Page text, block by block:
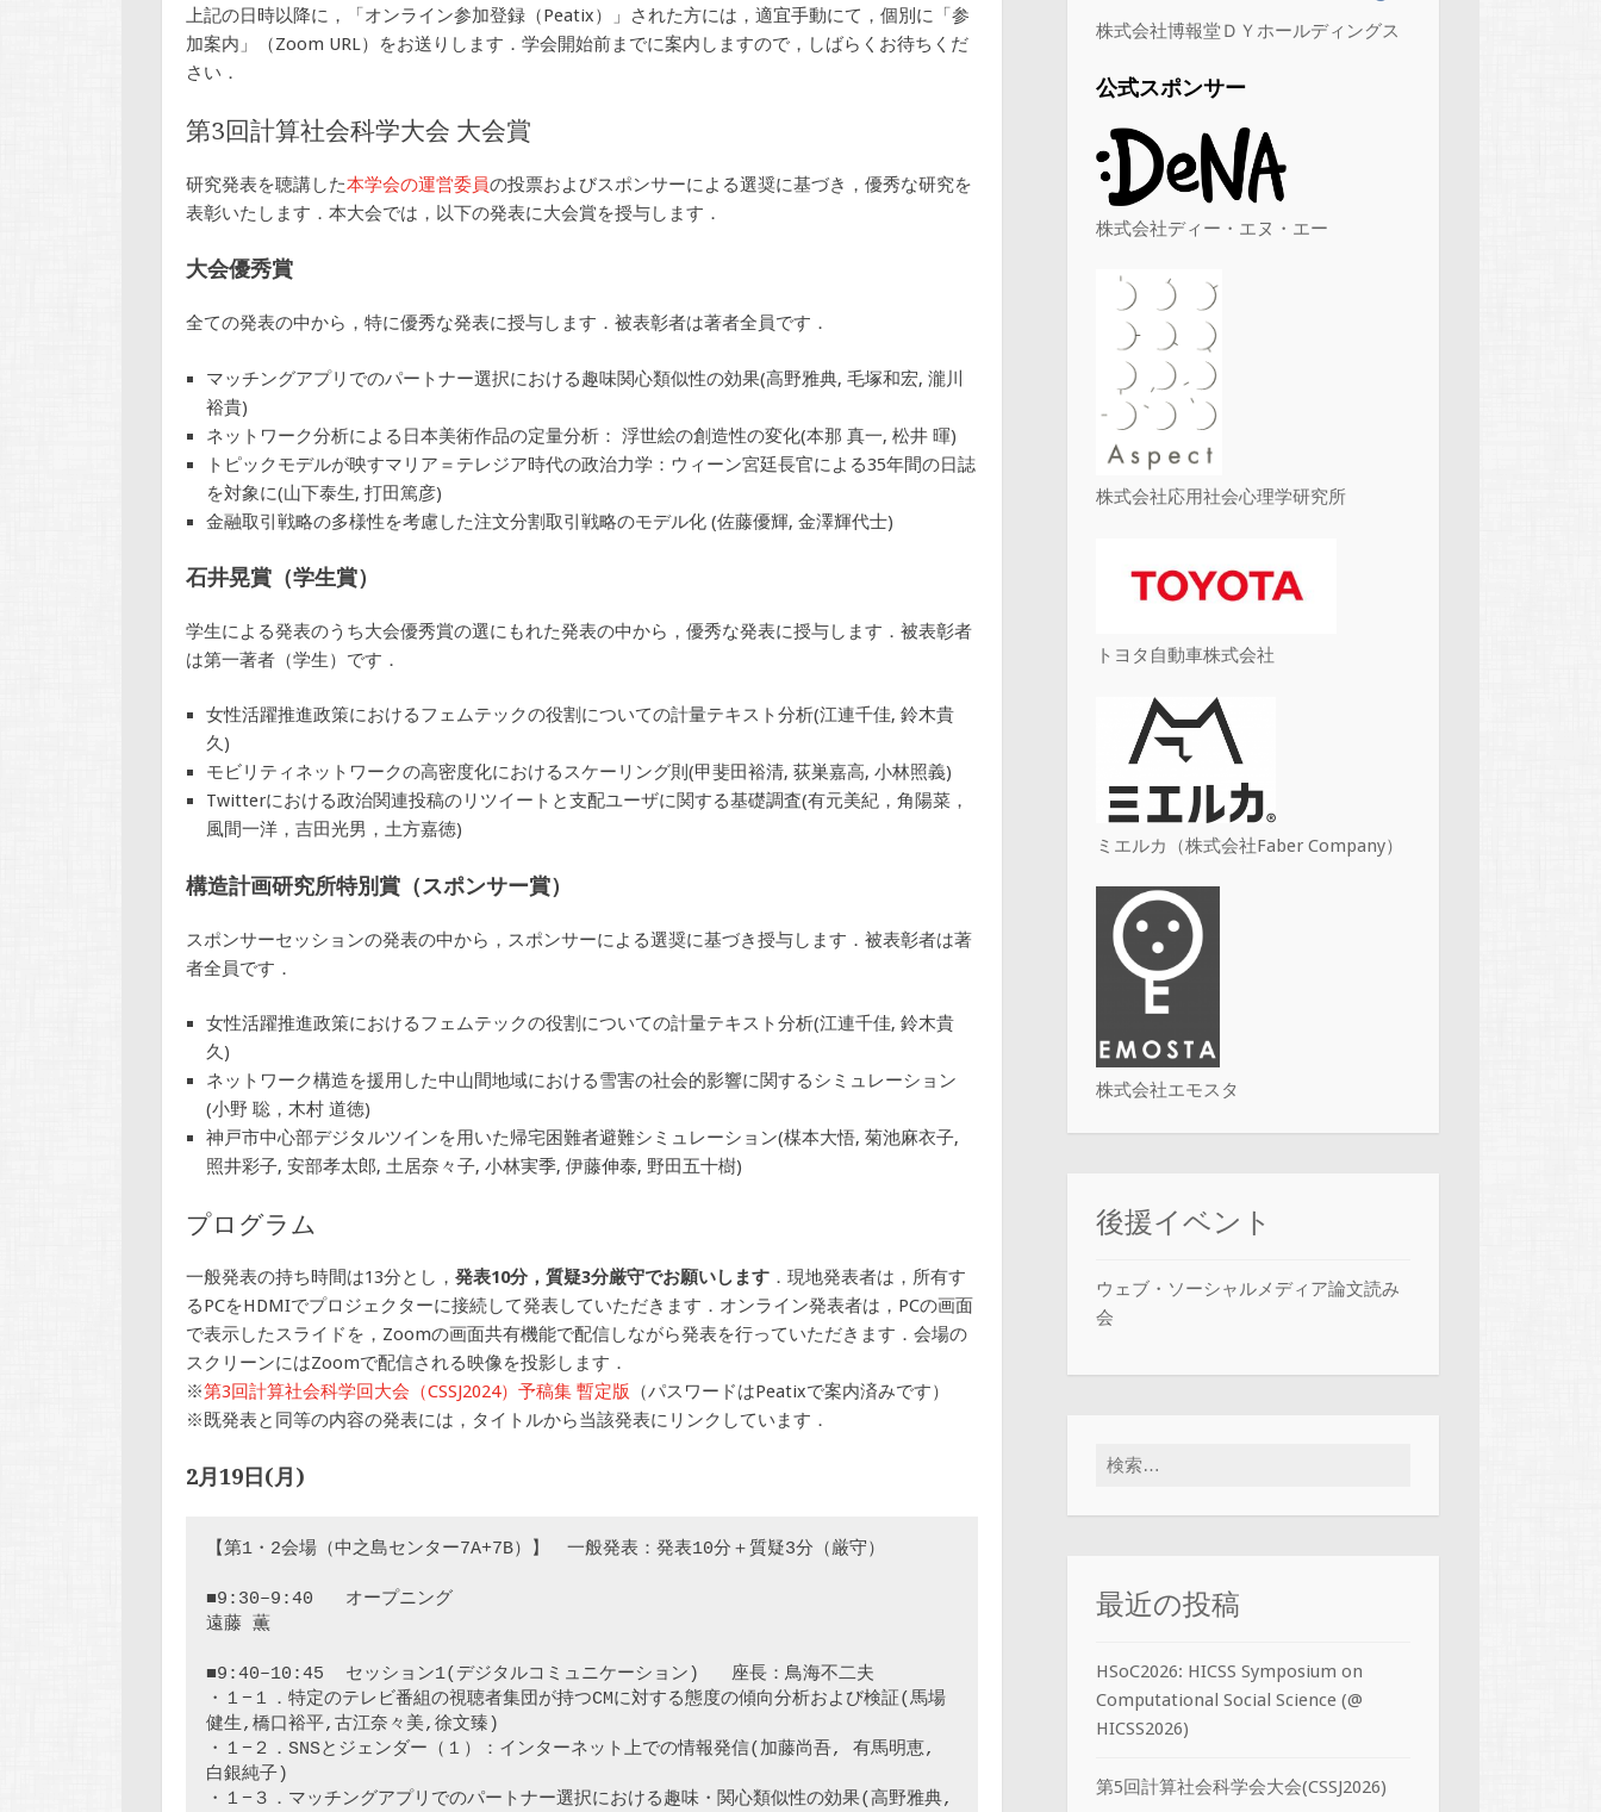
上記の日時以降に，「オンライン参加登録（Peatix）」された方には，適宜手動にて，個別に「参
加案内」（Zoom URL）をお送りします．学会開始前までに案内しますので，しばらくお待ちくだ
さい．
第3回計算社会科学大会 大会賞
研究発表を聴講した本学会の運営委員の投票およびスポンサーによる選奨に基づき，優秀な研究を
表彰いたします．本大会では，以下の発表に大会賞を授与します．
大会優秀賞
全ての発表の中から，特に優秀な発表に授与します．被表彰者は著者全員です．
マッチングアプリでのパートナー選択における趣味関心類似性の効果(高野雅典, 毛塚和宏, 瀧川
裕貴)
ネットワーク分析による日本美術作品の定量分析： 浮世絵の創造性の変化(本那 真一, 松井 暉)
トピックモデルが映すマリア＝テレジア時代の政治力学：ウィーン宮廷長官による35年間の日誌
を対象に(山下泰生, 打田篤彦)
金融取引戦略の多様性を考慮した注文分割取引戦略のモデル化 (佐藤優輝, 金澤輝代士)
石井晃賞（学生賞）
学生による発表のうち大会優秀賞の選にもれた発表の中から，優秀な発表に授与します．被表彰者
は第一著者（学生）です．
女性活躍推進政策におけるフェムテックの役割についての計量テキスト分析(江連千佳, 鈴木貴
久)
モビリティネットワークの高密度化におけるスケーリング則(甲斐田裕清, 荻巣嘉高, 小林照義)
Twitterにおける政治関連投稿のリツイートと支配ユーザに関する基礎調査(有元美紀，角陽菜，
風間一洋，吉田光男，土方嘉徳)
構造計画研究所特別賞（スポンサー賞）
スポンサーセッションの発表の中から，スポンサーによる選奨に基づき授与します．被表彰者は著
者全員です．
女性活躍推進政策におけるフェムテックの役割についての計量テキスト分析(江連千佳, 鈴木貴
久)
ネットワーク構造を援用した中山間地域における雪害の社会的影響に関するシミュレーション
(小野 聡，木村 道徳)
神戸市中心部デジタルツインを用いた帰宅困難者避難シミュレーション(楳本大悟, 菊池麻衣子,
照井彩子, 安部孝太郎, 土居奈々子, 小林実季, 伊藤伸泰, 野田五十樹)
プログラム
一般発表の持ち時間は13分とし， 発表10分，質疑3分厳守でお願いします ．現地発表者は，所有す
るPCをHDMIでプロジェクターに接続して発表していただきます．オンライン発表者は，PCの画面
で表示したスライドを，Zoomの画面共有機能で配信しながら発表を行っていただきます．会場の
スクリーンにはZoomで配信される映像を投影します．
※第3回計算社会科学回大会（CSSJ2024）予稿集 暫定版
（パスワードはPeatixで案内済みです）
※既発表と同等の内容の発表には，タイトルから当該発表にリンクしています．
2月19日(月)
【第1・2会場（中之島センター7A+7B）】　一般発表：発表10分＋質疑3分（厳守）
■9:30–9:40   オープニング
遠藤 薫
■9:40–10:45  セッション1(デジタルコミュニケーション)   座長：鳥海不二夫
・１−１．特定のテレビ番組の視聴者集団が持つCMに対する態度の傾向分析および検証(馬場
健生,橋口裕平,古江奈々美,徐文臻)
・１−２．SNSとジェンダー（１）：インターネット上での情報発信(加藤尚吾, 有馬明恵,
白銀純子)
・１−３．マッチングアプリでのパートナー選択における趣味・関心類似性の効果(高野雅典,
株式会社博報堂ＤＹホールディングス
公式スポンサー
株式会社ディー・エヌ・エー
株式会社応用社会心理学研究所
トヨタ自動車株式会社
ミエルカ（株式会社Faber Company）
株式会社エモスタ
後援イベント
ウェブ・ソーシャルメディア論文読み
会
検索:
最近の投稿
HSoC2026: HICSS Symposium on
Computational Social Science (@
HICSS2026)
第5回計算社会科学会大会(CSSJ2026)